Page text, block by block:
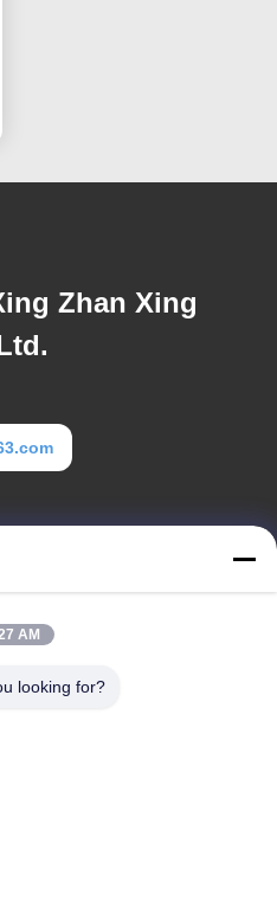
Zhan Xing
1225/2009 vermelde
AM
looking for?